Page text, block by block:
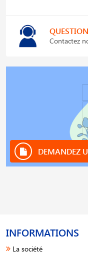
Contactez
DEMANDEZ
INFORMATIONS
La société